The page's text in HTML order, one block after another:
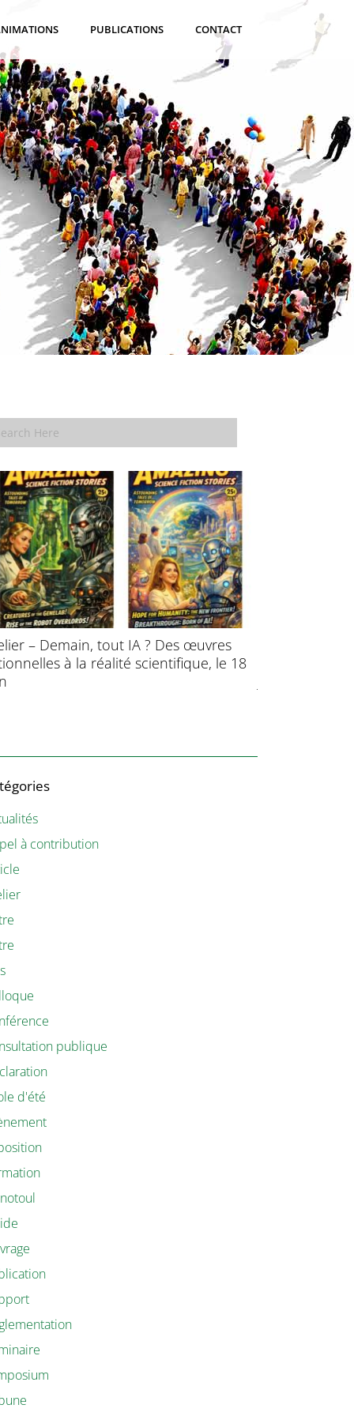
PUBLICATIONS CONTACT
– Demain, tout IA ? Des œuvres
à la réalité scientifique, le 18
à contribution
publique
d'été